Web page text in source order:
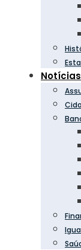
Notícias